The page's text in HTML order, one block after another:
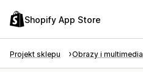
Shopify App Store
Projekt sklepu Obrazy i multimedia